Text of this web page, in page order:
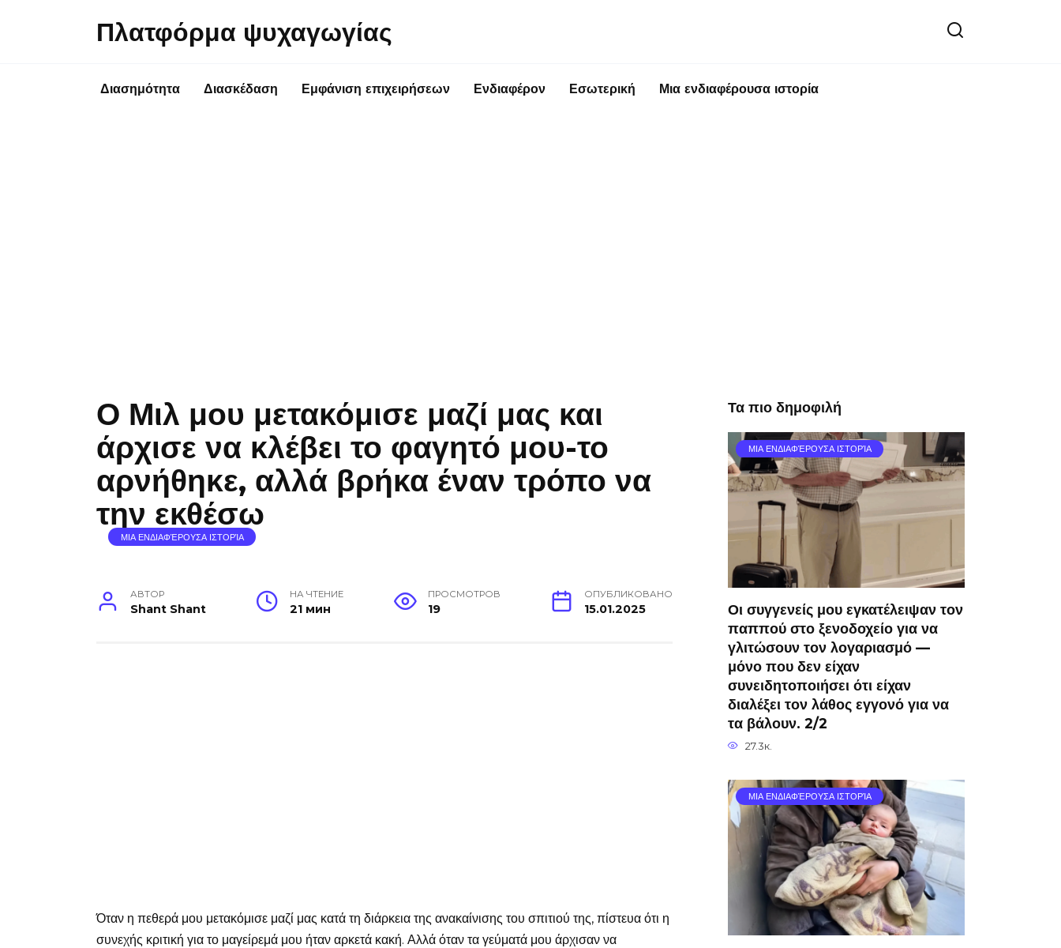
Πλατφόρμα ψυχαγωγίας
Διασημότητα Διασκέδαση Εμφάνιση επιχειρήσεων Ενδιαφέρον Εσωτερική Μια ενδιαφέρουσα ιστορία
Ο Μιλ μου μετακόμισε μαζί μας και
άρχισε να κλέβει το φαγητό μου-το
αρνήθηκε, αλλά βρήκα έναν τρόπο να
την εκθέσω
ΜΙΑ ΕΝΔΙΑΦΈΡΟΥΣΑ ΙΣΤΟΡΊΑ
АВТОР
Shant Shant
НА ЧТЕНИЕ
21 мин
ПРОСМОТРОВ
19
ОПУБЛИКОВАНО
15.01.2025
Όταν η πεθερά μου μετακόμισε μαζί μας κατά τη διάρκεια της ανακαίνισης του σπιτιού της, πίστευα ότι η
συνεχής κριτική για το μαγείρεμά μου ήταν αρκετά κακή. Αλλά όταν τα γεύματά μου άρχισαν να
Τα πιο δημοφιλή
ΜΙΑ ΕΝΔΙΑΦΈΡΟΥΣΑ ΙΣΤΟΡΊΑ
Οι συγγενείς μου εγκατέλειψαν τον
παππού στο ξενοδοχείο για να
γλιτώσουν τον λογαριασμό —
μόνο που δεν είχαν
συνειδητοποιήσει ότι είχαν
διαλέξει τον λάθος εγγονό για να
τα βάλουν. 2/2
27.3к.
ΜΙΑ ΕΝΔΙΑΦΈΡΟΥΣΑ ΙΣΤΟΡΊΑ